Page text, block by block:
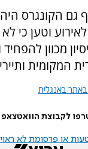
גם הקונגרס
וטען כי
מכוון
המקומית
באנגלית
לקבוצת הוואטצאפ
או פרסומת לא